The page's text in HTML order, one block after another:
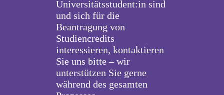
Universitätsstudent:in sind
und sich für die
Beantragung von
Studiencredits
interessieren, kontaktieren
Sie uns bitte – wir
unterstützen Sie gerne
während des gesamten